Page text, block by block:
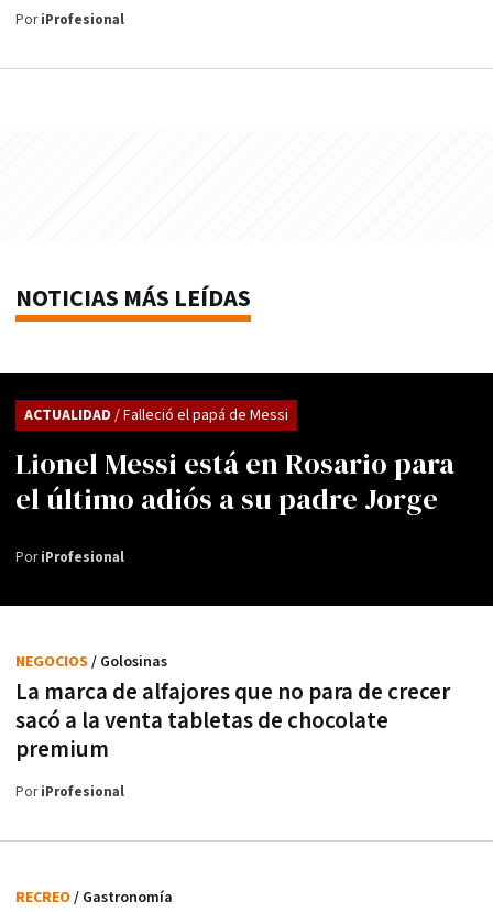
PoriProfesional
NOTICIAS MÁS LEÍDAS
Lionel Messi está en Rosario para
el último adiós a su padre Jorge
ACTUALIDAD / Falleció el papá de Messi
PoriProfesional
La marca de alfajores que no para de crecer
sacó a la venta tabletas de chocolate
premium
NEGOCIOS / Golosinas
PoriProfesional
RECREO / Gastronomía